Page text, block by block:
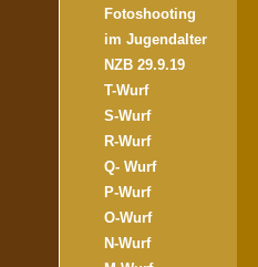
Fotoshooting
im Jugendalter
NZB 29.9.19
T-Wurf
S-Wurf
R-Wurf
Q- Wurf
P-Wurf
O-Wurf
N-Wurf